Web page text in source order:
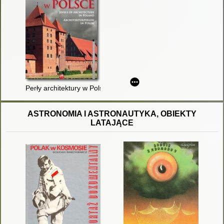
Perły architektury w Polsce = Jewels of architecture in Poland
ASTRONOMIA I ASTRONAUTYKA, OBIEKTY
LATAJĄCE